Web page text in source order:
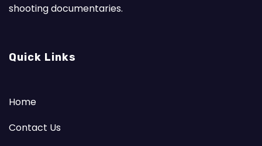
shooting documentaries.
Quick Links
Home
Contact Us